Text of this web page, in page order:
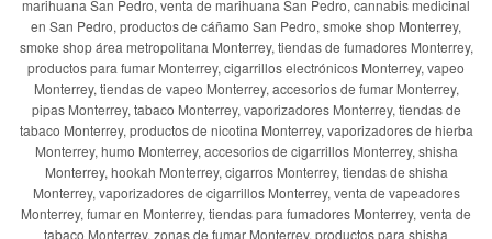
marihuana San Pedro, venta de marihuana San Pedro, cannabis medicinal
en San Pedro, productos de cáñamo San Pedro, smoke shop Monterrey,
smoke shop área metropolitana Monterrey, tiendas de fumadores Monterrey,
productos para fumar Monterrey, cigarrillos electrónicos Monterrey, vapeo
Monterrey, tiendas de vapeo Monterrey, accesorios de fumar Monterrey,
pipas Monterrey, tabaco Monterrey, vaporizadores Monterrey, tiendas de
tabaco Monterrey, productos de nicotina Monterrey, vaporizadores de hierba
Monterrey, humo Monterrey, accesorios de cigarrillos Monterrey, shisha
Monterrey, hookah Monterrey, cigarros Monterrey, tiendas de shisha
Monterrey, vaporizadores de cigarrillos Monterrey, venta de vapeadores
Monterrey, fumar en Monterrey, tiendas para fumadores Monterrey, venta de
tabaco Monterrey, zonas de fumar Monterrey, productos para shisha